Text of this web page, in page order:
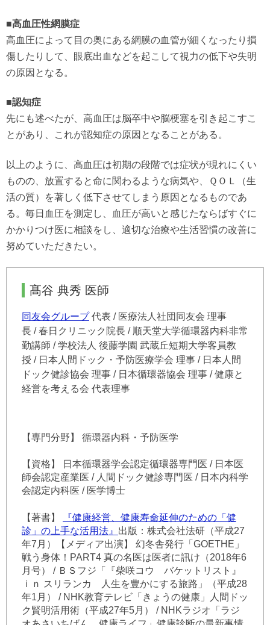
■高血圧性網膜症
高血圧によって目の奥にある網膜の血管が細くなったり損
傷したりして、眼底出血などを起こして視力の低下や失明
の原因となる。
■認知症
先にも述べたが、高血圧は脳卒中や脳梗塞を引き起こすこ
とがあり、これが認知症の原因となることがある。
以上のように、高血圧は初期の段階では症状が現れにくい
ものの、放置すると命に関わるような病気や、ＱＯＬ（生
活の質）を著しく低下させてしまう原因となるものであ
る。毎日血圧を測定し、血圧が高いと感じたならばすぐに
かかりつけ医に相談をし、適切な治療や生活習慣の改善に
努めていただきたい。
髙谷 典秀 医師
同友会グループ代表 / 医療法人社団同友会 理事
長 / 春日クリニック院長 / 順天堂大学循環器内科非常
勤講師 / 学校法人 後藤学園 武蔵丘短期大学客員教
授 / 日本人間ドック・予防医療学会 理事 / 日本人間
ドック健診協会 理事 / 日本循環器協会 理事 / 健康と
経営を考える会 代表理事
【専門分野】 循環器内科・予防医学
【資格】 日本循環器学会認定循環器専門医 / 日本医
師会認定産業医 / 人間ドック健診専門医 / 日本内科学
会認定内科医 / 医学博士
【著書】
『健康経営、健康寿命延伸のための「健
診」の上手な活用法』 出版：株式会社法研（平成27
年7月）【メディア出演】 幻冬舎発行「GOETHE」
戦う身体！PART4 真の名医は医者に訊け（2018年6
月号） / ＢＳフジ「『柴咲コウ バケットリスト』
ｉｎ スリランカ 人生を豊かにする旅路」（平成28
年1月） / NHK教育テレビ「きょうの健康」人間ドッ
ク賢明活用術（平成27年5月） / NHKラジオ「ラジ